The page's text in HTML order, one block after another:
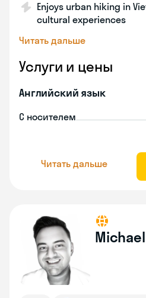
Enjoys urban hiking in
cultural experiences
Читать дальше
Услуги и цены
Английский язык
С носителем
Читать дальше
Michael